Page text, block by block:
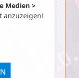
Medien >
anzuzeigen!